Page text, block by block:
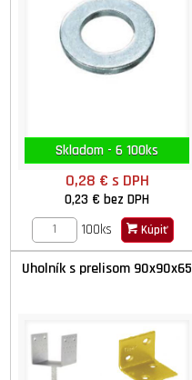
Skladom - 6 100ks
0,28 € s DPH
0,23 €bez DPH
100ks
Kúpiť
Uholník s prelisom 90x90x65